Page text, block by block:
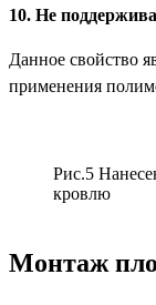
10. Не
Данное свойство
применения
Рис.5
кровлю
Монтаж